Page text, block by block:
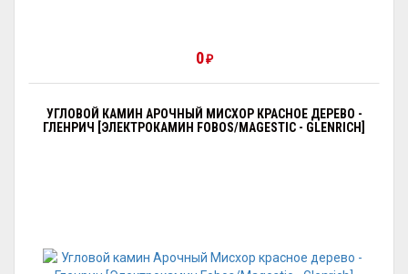
0₽
УГЛОВОЙ КАМИН АРОЧНЫЙ МИСХОР КРАСНОЕ ДЕРЕВО -
ГЛЕНРИЧ [ЭЛЕКТРОКАМИН FOBOS/MAGESTIC - GLENRICH]